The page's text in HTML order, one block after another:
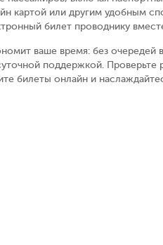
картой или другим удобным
билет проводнику
ваше время: без
поддержкой.
билеты онлайн и